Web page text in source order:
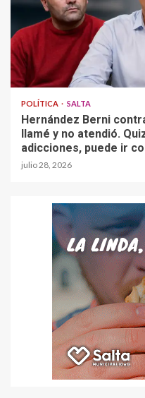
POLÍTICA SALTA
Hernández Berni
llamé y no atendió.
adicciones, puede ir
julio 28, 2026